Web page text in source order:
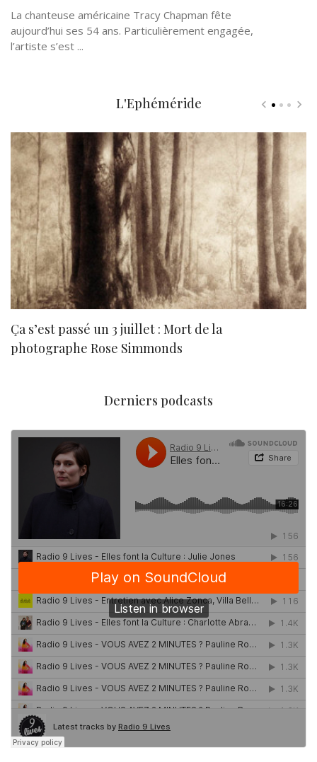
La chanteuse américaine Tracy Chapman fête
aujourd’hui ses 54 ans. Particulièrement engagée,
l’artiste s’est ...
L'Ephéméride
Ça s’est passé un 3 juillet : Mort de la
photographe Rose Simmonds
Derniers podcasts